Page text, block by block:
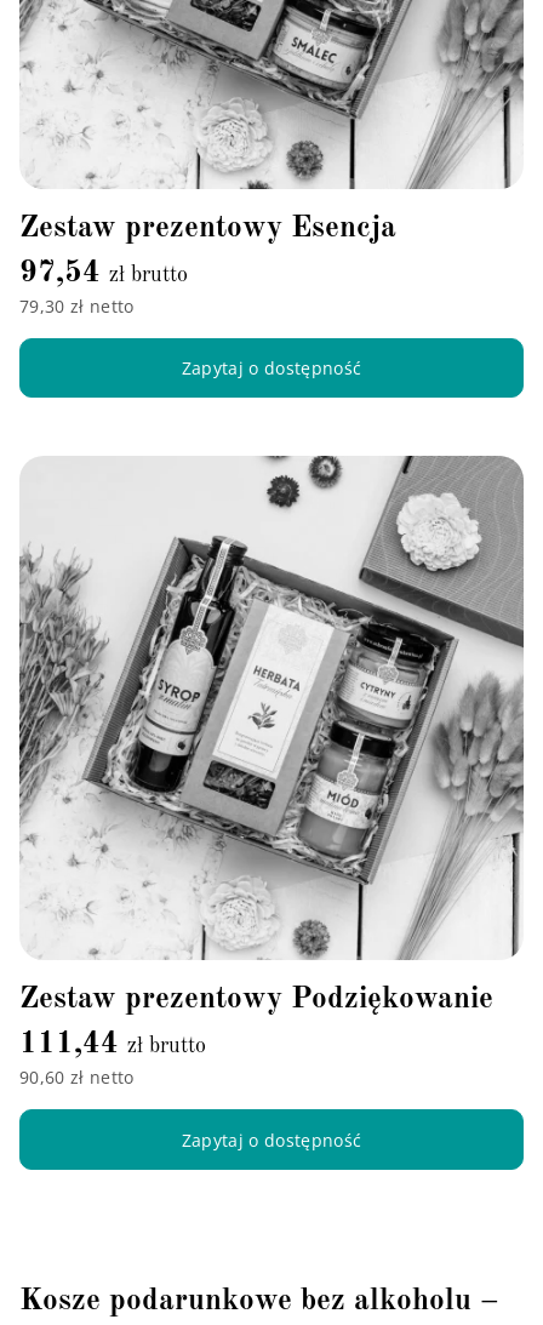
Kosze podarunkowe bez alkoholu –
Zestaw prezentowy Esencja
97,54 zł brutto
79,30 zł netto
Zapytaj o dostępność
Zestaw prezentowy Podziękowanie
111,44 zł brutto
90,60 zł netto
Zapytaj o dostępność